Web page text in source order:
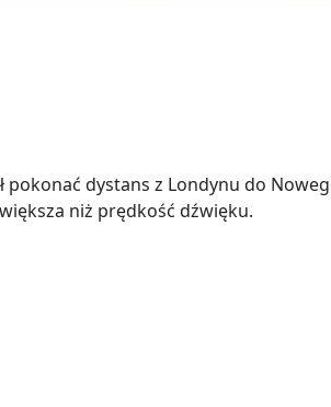
dystans z Londynu do
niż prędkość dźwięku.